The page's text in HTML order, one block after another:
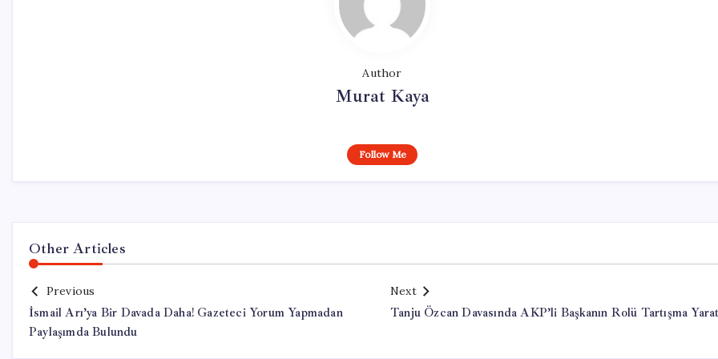
Author
Murat Kaya
Follow Me
Other Articles
Previous
İsmail Arı’ya Bir Davada Daha! Gazeteci Yorum Yapmadan
Paylaşımda Bulundu
Next
Tanju Özcan Davasında AKP’li Başkanın Rolü Tartışma